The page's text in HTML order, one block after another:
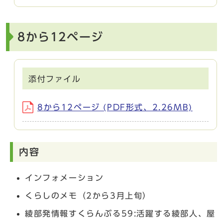
8から12ページ
添付ファイル
8から12ページ (PDF形式、2.26MB)
内容
インフォメーション
くらしのメモ（2から3月上旬）
綾部発情報すくらんぶる59:活躍する綾部人、屋